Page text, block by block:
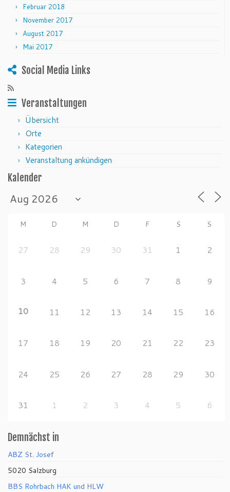
Februar 2018
November 2017
August 2017
Mai 2017
Social Media Links
Veranstaltungen
Übersicht
Orte
Kategorien
Veranstaltung ankündigen
Kalender
M D M D F S S
27 28 29 30 31 1 2
3 4 5 6 7 8 9
10 11 12 13 14 15 16
17 18 19 20 21 22 23
24 25 26 27 28 29 30
31 1 2 3 4 5 6
Demnächst in
ABZ St. Josef
5020 Salzburg
BBS Rohrbach HAK und HLW